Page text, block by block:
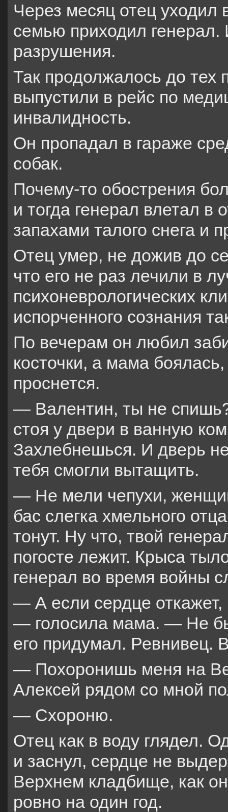
Через месяц отец уходил
семью приходил генерал.
разрушения.
Так продолжалось до тех
выпустили в рейс по
инвалидность.
Он пропадал в гараже
собак.
Почему-то обострения
и тогда генерал влетал в
запахами талого снега и
Отец умер, не дожив до
что его не раз лечили в
психоневрологических
испорченного сознания
По вечерам он любил
косточки, а мама
проснется.
— Валентин, ты не
стоя у двери в ванную
Захлебнешься. И дверь
тебя смогли вытащить.
— Не мели чепухи,
бас слегка хмельного
тонут. Ну что, твой
погосте лежит. Крыса
генерал во время войны
— А если сердце откажет,
— голосила мама. — Не
его придумал. Ревнивец.
— Похоронишь меня на
Алексей рядом со мной
— Схороню.
Отец как в воду глядел.
и заснул, сердце не
Верхнем кладбище, как
ровно на один год.